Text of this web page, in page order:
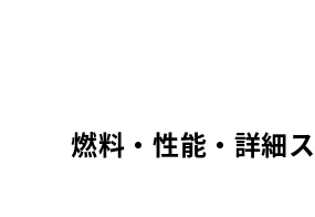
燃料・性能・詳細